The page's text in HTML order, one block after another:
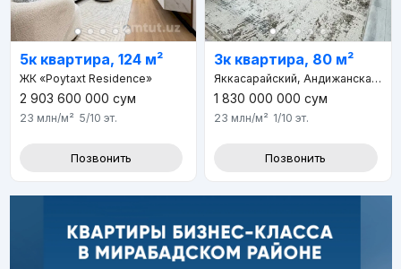
5к квартира, 124 м²
ЖК «Poytaxt Residence»
2 903 600 000 сум
23 млн/м² 5/10 эт.
Позвонить
3к квартира, 80 м²
Яккасарайский, Андижанская улица, д.13, Дамарык махаля
1 830 000 000 сум
23 млн/м² 1/10 эт.
Позвонить